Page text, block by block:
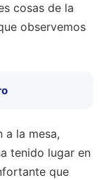
cosas de la
observemos
a la mesa,
tenido lugar en
que